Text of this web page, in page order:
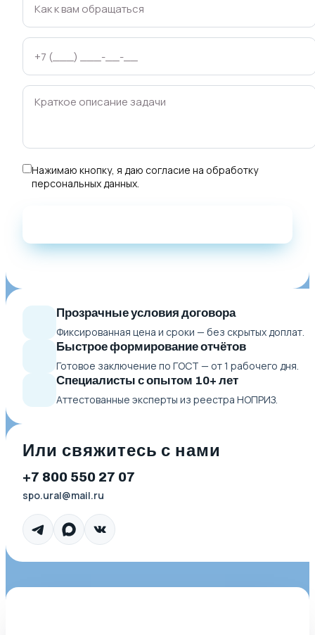
Нажимаю кнопку, я даю согласие на обработку
персональных данных.
Прозрачные условия договора
Фиксированная цена и сроки — без скрытых доплат.
Быстрое формирование отчётов
Готовое заключение по ГОСТ — от 1 рабочего дня.
Специалисты с опытом 10+ лет
Аттестованные эксперты из реестра НОПРИЗ.
Или свяжитесь с нами
+7 800 550 27 07
spo.ural@mail.ru